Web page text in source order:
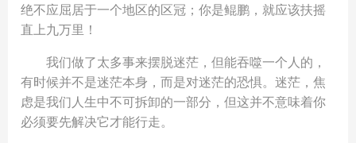
绝不应屈居于一个地区的区冠；你是鲲鹏，就应该扶摇
直上九万里！
我们做了太多事来摆脱迷茫，但能吞噬一个人的，
有时候并不是迷茫本身，而是对迷茫的恐惧。迷茫，焦
虑是我们人生中不可拆卸的一部分，但这并不意味着你
必须要先解决它才能行走。